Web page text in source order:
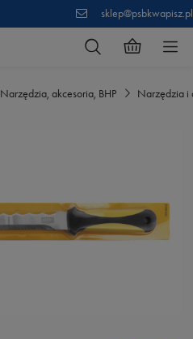
sklep@psbkwapisz.pl
Narzędzia, akcesoria, BHP Narzędzia i